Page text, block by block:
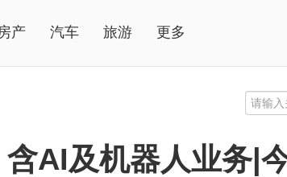
产 汽车 旅游 更多
AI及机器人业务|